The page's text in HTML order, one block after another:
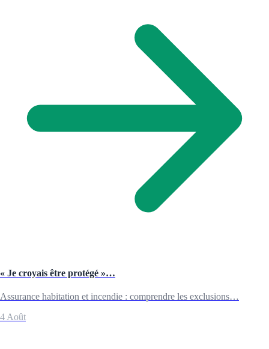
« Je croyais être protégé »…
Assurance habitation et incendie : comprendre les exclusions…
4 Août